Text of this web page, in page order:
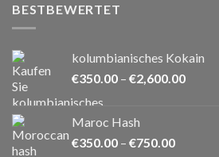
BESTBEWERTET
kolumbianisches Kokain
€350.00 – €2,600.00
Maroc Hash
€350.00 – €750.00